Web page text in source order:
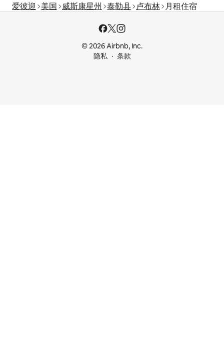
爱彼迎 美国 威斯康星州 泰勒县 卢布林 月租住宿
© 2026 Airbnb, Inc.
隐私
条款